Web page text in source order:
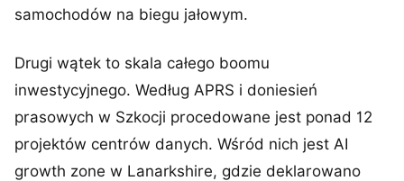
samochodów na biegu jałowym.
Drugi wątek to skala całego boomu
inwestycyjnego. Według APRS i doniesień
prasowych w Szkocji procedowane jest ponad 12
projektów centrów danych. Wśród nich jest AI
growth zone w Lanarkshire, gdzie deklarowano